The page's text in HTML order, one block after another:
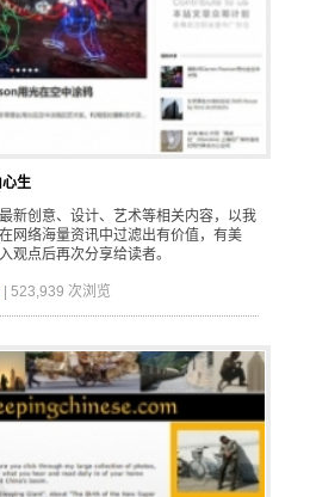
生
新创意、设计、艺术等相关内容，以我
网络海量资讯中过滤出有价值，有美
观点后再次分享给读者。
| 523,939 次浏览